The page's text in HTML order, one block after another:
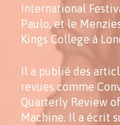
International
Paulo, et le
Kings College à
Il a publié des
revues comme
Quarterly Review
Machine. Il a écrit